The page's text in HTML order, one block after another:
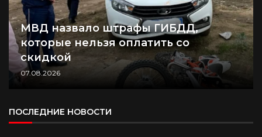
МВД назвало штрафы ГИБДД,
которые нельзя оплатить со
скидкой
07.08.2026
ПОСЛЕДНИЕ НОВОСТИ